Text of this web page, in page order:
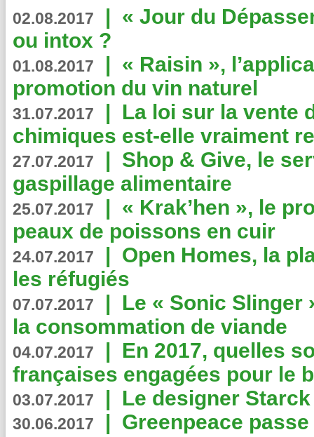
02.08.2017 | « Jour du
ou intox ?
01.08.2017 | « Raisin »,
promotion du vin naturel
31.07.2017 | La loi sur la vente
chimiques est-elle vraiment
27.07.2017 | Shop & Give, le
gaspillage alimentaire
25.07.2017 | « Krak’hen », le
peaux de poissons en cuir
24.07.2017 | Open Homes, la
les réfugiés
07.07.2017 | Le « Sonic Slinger
la consommation de viande
04.07.2017 | En 2017, quelles
françaises engagées pour le
03.07.2017 | Le designer
30.06.2017 | Greenpeace